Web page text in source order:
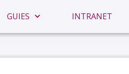
GUIES INTRANET